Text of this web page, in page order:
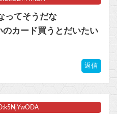
ってそうだな
カード買うとだいたい
返信